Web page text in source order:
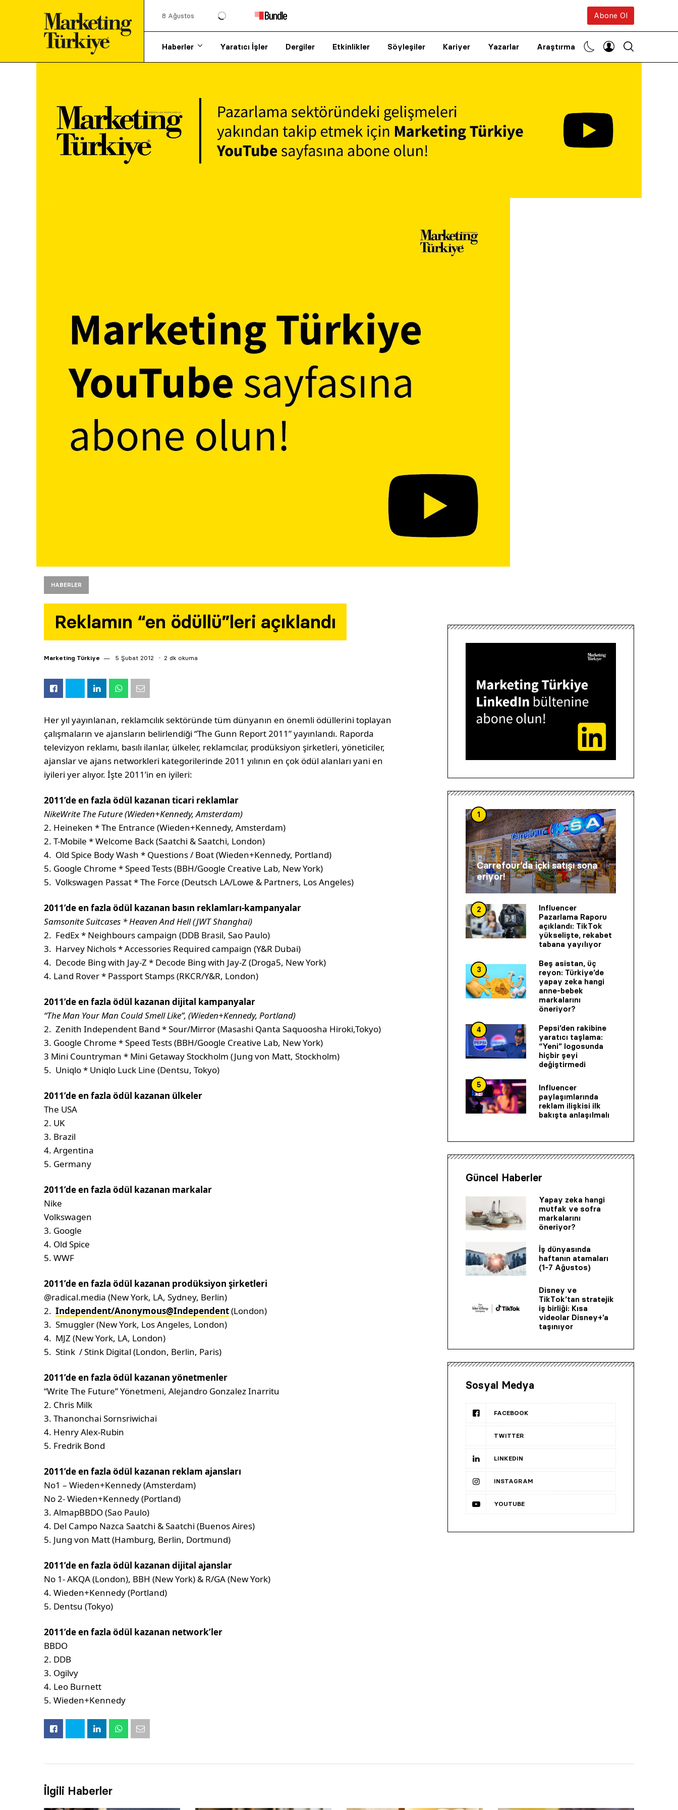
8 Ağustos Abone Ol
Haberler Yaratıcı İşler Dergiler Etkinlikler Söyleşiler Kariyer Yazarlar Araştırma
HABERLER
Reklamın “en ödüllü”leri açıklandı
Marketing Türkiye 5 Şubat 2012 2 dk okuma
Her yıl yayınlanan, reklamcılık sektöründe tüm dünyanın en önemli ödüllerini toplayan
çalışmaların ve ajansların belirlendiği “The Gunn Report 2011” yayınlandı. Raporda
televizyon reklamı, basılı ilanlar, ülkeler, reklamcılar, prodüksiyon şirketleri, yöneticiler,
ajanslar ve ajans networkleri kategorilerinde 2011 yılının en çok ödül alanları yani en
iyileri yer alıyor. İşte 2011’in en iyileri:
2011’de en fazla ödül kazanan ticari reklamlar
NikeWrite The Future (Wieden+Kennedy, Amsterdam)
2. Heineken * The Entrance (Wieden+Kennedy, Amsterdam)
2. T-Mobile * Welcome Back (Saatchi & Saatchi, London)
4. Old Spice Body Wash * Questions / Boat (Wieden+Kennedy, Portland)
5. Google Chrome * Speed Tests (BBH/Google Creative Lab, New York)
5. Volkswagen Passat * The Force (Deutsch LA/Lowe & Partners, Los Angeles)
2011’de en fazla ödül kazanan basın reklamları-kampanyalar
Samsonite Suitcases * Heaven And Hell (JWT Shanghai)
2. FedEx * Neighbours campaign (DDB Brasil, Sao Paulo)
3. Harvey Nichols * Accessories Required campaign (Y&R Dubai)
4. Decode Bing with Jay-Z * Decode Bing with Jay-Z (Droga5, New York)
4. Land Rover * Passport Stamps (RKCR/Y&R, London)
2011’de en fazla ödül kazanan dijital kampanyalar
“The Man Your Man Could Smell Like”, (Wieden+Kennedy, Portland)
2. Zenith Independent Band * Sour/Mirror (Masashi Qanta Saquoosha Hiroki,Tokyo)
3. Google Chrome * Speed Tests (BBH/Google Creative Lab, New York)
3 Mini Countryman * Mini Getaway Stockholm (Jung von Matt, Stockholm)
5. Uniqlo * Uniqlo Luck Line (Dentsu, Tokyo)
2011’de en fazla ödül kazanan ülkeler
The USA
2. UK
3. Brazil
4. Argentina
5. Germany
2011’de en fazla ödül kazanan markalar
Nike
Volkswagen
3. Google
4. Old Spice
5. WWF
2011’de en fazla ödül kazanan prodüksiyon şirketleri
@radical.media (New York, LA, Sydney, Berlin)
2.Independent/Anonymous@Independent(London)
3. Smuggler (New York, Los Angeles, London)
4. MJZ (New York, LA, London)
5. Stink / Stink Digital (London, Berlin, Paris)
2011’de en fazla ödül kazanan yönetmenler
“Write The Future” Yönetmeni, Alejandro Gonzalez Inarritu
2. Chris Milk
3. Thanonchai Sornsriwichai
4. Henry Alex-Rubin
5. Fredrik Bond
2011’de en fazla ödül kazanan reklam ajansları
No1 – Wieden+Kennedy (Amsterdam)
No 2- Wieden+Kennedy (Portland)
3. AlmapBBDO (Sao Paulo)
4. Del Campo Nazca Saatchi & Saatchi (Buenos Aires)
5. Jung von Matt (Hamburg, Berlin, Dortmund)
2011’de en fazla ödül kazanan dijital ajanslar
No 1- AKQA (London), BBH (New York) & R/GA (New York)
4. Wieden+Kennedy (Portland)
5. Dentsu (Tokyo)
2011’de en fazla ödül kazanan network’ler
BBDO
2. DDB
3. Ogilvy
4. Leo Burnett
5. Wieden+Kennedy
1
Carrefour’da içki satışı sona
eriyor!
2
Influencer
Pazarlama Raporu
açıklandı: TikTok
yükselişte, rekabet
tabana yayılıyor
3
Beş asistan, üç
reyon: Türkiye’de
yapay zeka hangi
anne-bebek
markalarını
öneriyor?
4
Pepsi’den rakibine
yaratıcı taşlama:
“Yeni” logosunda
hiçbir şeyi
değiştirmedi
5
Influencer
paylaşımlarında
reklam ilişkisi ilk
bakışta anlaşılmalı
Güncel Haberler
Yapay zeka hangi
mutfak ve sofra
markalarını
öneriyor?
İş dünyasında
haftanın atamaları
(1-7 Ağustos)
Disney ve
TikTok’tan stratejik
iş birliği: Kısa
videolar Disney+’a
taşınıyor
Sosyal Medya
FACEBOOK
TWITTER
LINKEDIN
INSTAGRAM
YOUTUBE
İlgili Haberler